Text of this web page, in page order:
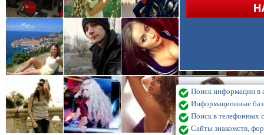
Поиск информации в
Информационные
Поиск в телефонных
Сайты знакомств,